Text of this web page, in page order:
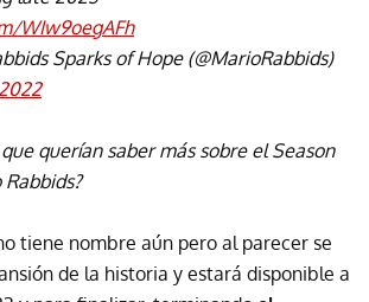
WIw9oegAFh
Sparks of Hope (@MarioRabbids)
querían saber más sobre el Season
tiene nombre aún pero al parecer se
de la historia y estará disponible a